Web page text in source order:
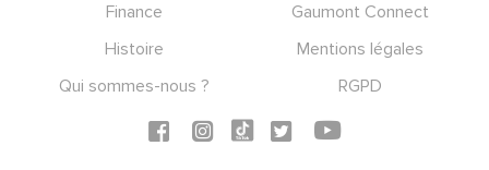
Finance
Gaumont Connect
Histoire
Mentions légales
Qui sommes-nous ?
RGPD
Social icons